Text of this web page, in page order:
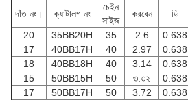
দাঁত নং।
ক্যাটালগ নং
চেইন
সাইজ
করবেন ডি
20
35BB20H 35 2.6 0.638
17
40BB17H 40 2.97 0.638
18
40BB18H 40 3.14 0.638
15
50BB15H 50 ৩.৩২ 0.638
17
50BB17H 50 3.72 0.638